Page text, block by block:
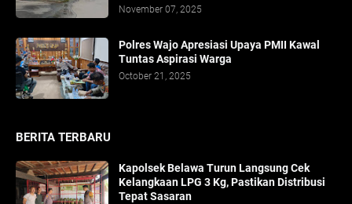
November 07, 2025
Polres Wajo Apresiasi Upaya PMII Kawal
Tuntas Aspirasi Warga
October 21, 2025
BERITA TERBARU
Kapolsek Belawa Turun Langsung Cek
Kelangkaan LPG 3 Kg, Pastikan Distribusi
Tepat Sasaran